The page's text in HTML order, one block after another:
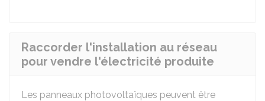
Raccorder l'installation au réseau
pour vendre l'électricité produite
Les panneaux photovoltaïques peuvent être